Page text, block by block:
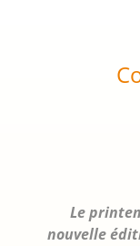
Le
nouvelle